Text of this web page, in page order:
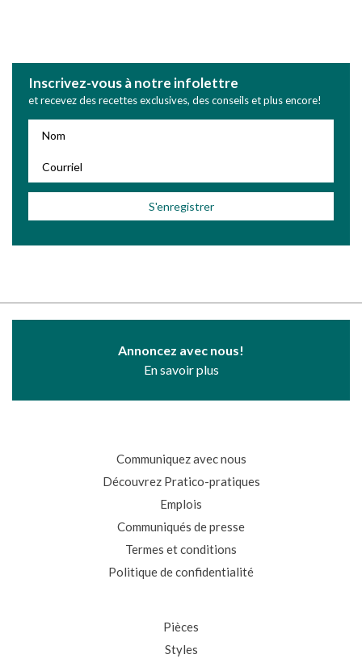
Inscrivez-vous à notre infolettre
et recevez des recettes exclusives, des conseils et plus encore!
Annoncez avec nous!
En savoir plus
Communiquez avec nous
Découvrez Pratico-pratiques
Emplois
Communiqués de presse
Termes et conditions
Politique de confidentialité
Pièces
Styles